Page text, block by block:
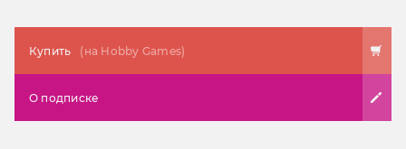
Купить (на Hobby Games)
О подписке